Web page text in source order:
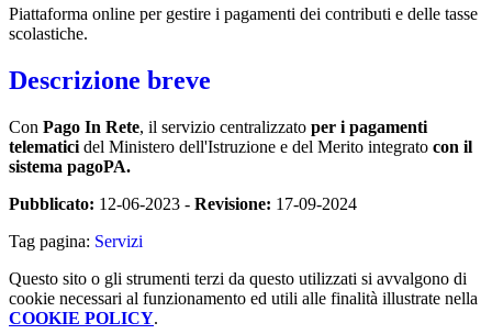
Piattaforma online per gestire i pagamenti dei contributi e delle tasse
scolastiche.
Descrizione breve
Con Pago In Rete, il servizio centralizzato per i pagamenti
telematici del Ministero dell'Istruzione e del Merito integrato con il
sistema pagoPA.
Pubblicato: 12-06-2023 - Revisione: 17-09-2024
Tag pagina: Servizi
Questo sito o gli strumenti terzi da questo utilizzati si avvalgono di
cookie necessari al funzionamento ed utili alle finalità illustrate nella
COOKIE POLICY.